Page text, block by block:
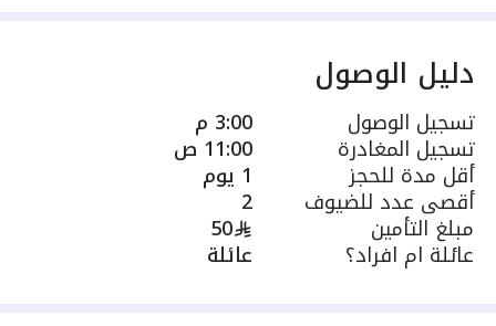
دليل الوصول
تسجيل الوصول 3:00 م
تسجيل المغادرة 11:00 ص
أقل مدة للحجز 1 يوم
أقصى عدد للضيوف 2
مبلغ التأمين 50
عائلة ام افراد؟ عائلة